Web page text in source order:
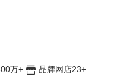
万+
品牌网店23+